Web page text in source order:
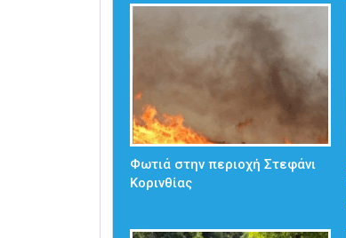
Φωτιά στην περιοχή Στεφάνι
Κορινθίας